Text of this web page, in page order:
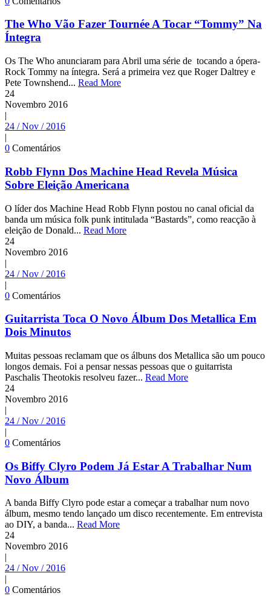
The Who Vão Fazer Tournée A Tocar “Tommy” Na
Íntegra
Os The Who anunciaram para Abril uma série de tocando a ópera-
Rock Tommy na íntegra. Será a primeira vez que Roger Daltrey e
Pete Townshend... Read More
24
Novembro 2016
|
24 / Nov / 2016
|
0 Comentários
Robb Flynn Dos Machine Head Revela Música
Sobre Eleição Americana
O líder dos Machine Head Robb Flynn postou no canal oficial da
banda um música folk punk intitulada “Bastards”, como reacção à
eleição de Donald... Read More
24
Novembro 2016
|
24 / Nov / 2016
|
0 Comentários
Guitarrista Toca O Novo Álbum Dos Metallica Em
Dois Minutos
Muitas pessoas reclamam que os álbuns dos Metallica são um pouco
longos demais. Foi a pensar nessas pessoas que o guitarrista
Paschalis Theotokis resolveu fazer... Read More
24
Novembro 2016
|
24 / Nov / 2016
|
0 Comentários
Os Biffy Clyro Podem Já Estar A Trabalhar Num
Novo Álbum
A banda Biffy Clyro pode estar a começar a trabalhar num novo
álbum, mesmo tendo lançado um disco recentemente. Em entrevista
ao DIY, a banda... Read More
24
Novembro 2016
|
24 / Nov / 2016
|
0 Comentários